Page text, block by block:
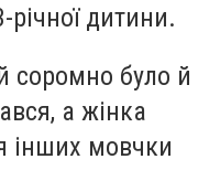
річної дитини.
соромно було й
а жінка
інших мовчки